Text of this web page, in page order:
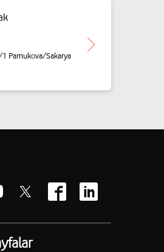
Pamukova/Sakarya